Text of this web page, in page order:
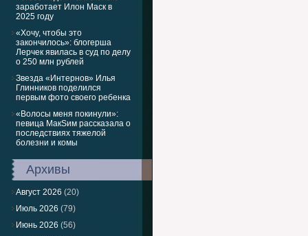
заработает Илон Маск в
2025 году
«Хочу, чтобы это
закончилось»: блогерша
Лерчек явилась в суд по делу
о 250 млн рублей
Звезда «Интернов» Илья
Глинников поделился
первым фото своего ребенка
«Волосы меня покинули»:
певица МакSим рассказала о
последствиях тяжелой
болезни и комы
Архивы
Август 2026 (20)
Июль 2026 (79)
Июнь 2026 (56)